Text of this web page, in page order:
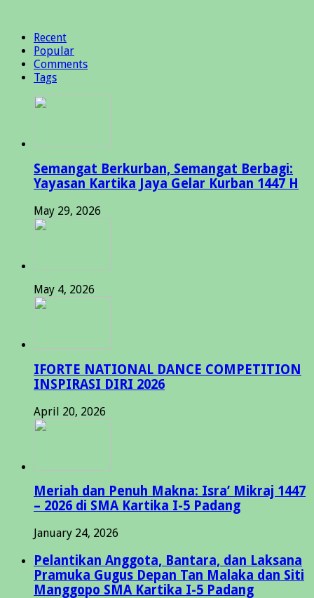
Recent
Popular
Comments
Tags
Semangat Berkurban, Semangat Berbagi:
Yayasan Kartika Jaya Gelar Kurban 1447 H
May 29, 2026
May 4, 2026
IFORTE NATIONAL DANCE COMPETITION
INSPIRASI DIRI 2026
April 20, 2026
Meriah dan Penuh Makna: Isra’ Mikraj 1447
– 2026 di SMA Kartika I-5 Padang
January 24, 2026
Pelantikan Anggota, Bantara, dan Laksana
Pramuka Gugus Depan Tan Malaka dan Siti
Manggopo SMA Kartika I-5 Padang